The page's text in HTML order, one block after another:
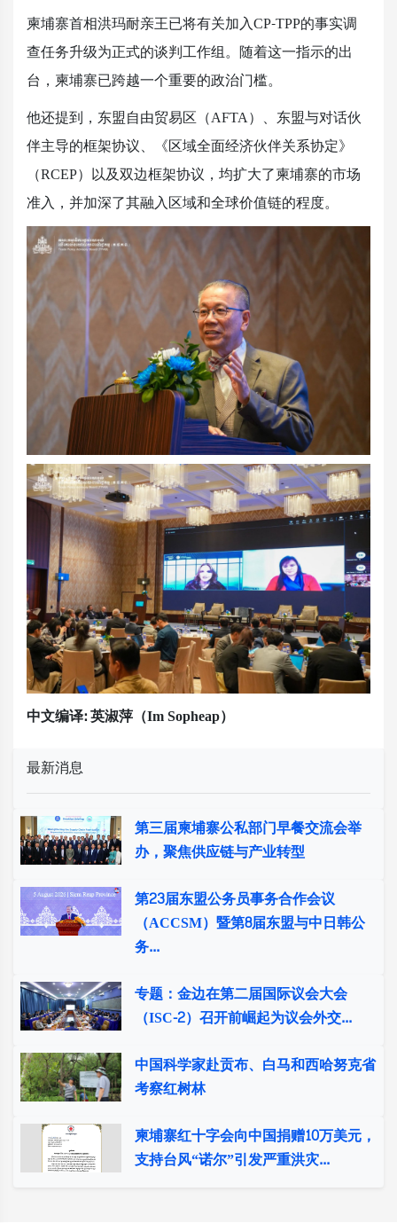
柬埔寨首相洪玛耐亲王已将有关加入CP-TPP的事实调
查任务升级为正式的谈判工作组。随着这一指示的出
台，柬埔寨已跨越一个重要的政治门槛。
他还提到，东盟自由贸易区（AFTA）、东盟与对话伙
伴主导的框架协议、《区域全面经济伙伴关系协定》
（RCEP）以及双边框架协议，均扩大了柬埔寨的市场
准入，并加深了其融入区域和全球价值链的程度。
中文编译:英淑萍 （Im Sopheap）
最新消息
第三届柬埔寨公私部门早餐交流会举
办，聚焦供应链与产业转型
第23届东盟公务员事务合作会议
（ACCSM）暨第8届东盟与中日韩公
务...
专题：金边在第二届国际议会大会
（ISC-2）召开前崛起为议会外交...
中国科学家赴贡布、白马和西哈努克省
考察红树林
柬埔寨红十字会向中国捐赠10万美元，
支持台风“诺尔”引发严重洪灾...